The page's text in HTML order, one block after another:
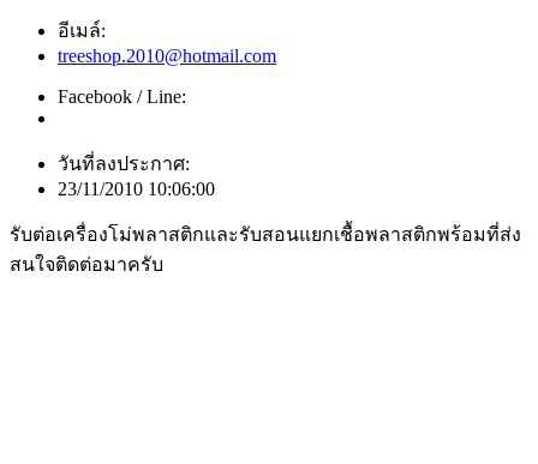
อีเมล์:
treeshop.2010@hotmail.com
Facebook / Line:
วันที่ลงประกาศ:
23/11/2010 10:06:00
รับต่อเครื่องโม่พลาสติกและรับสอนแยกเชื้อพลาสติกพร้อมที่ส่ง
สนใจติดต่อมาครับ